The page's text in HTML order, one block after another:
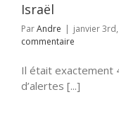
Israël
ParAndre | janvier
commentaire
Il était exactement
d’alertes [...]